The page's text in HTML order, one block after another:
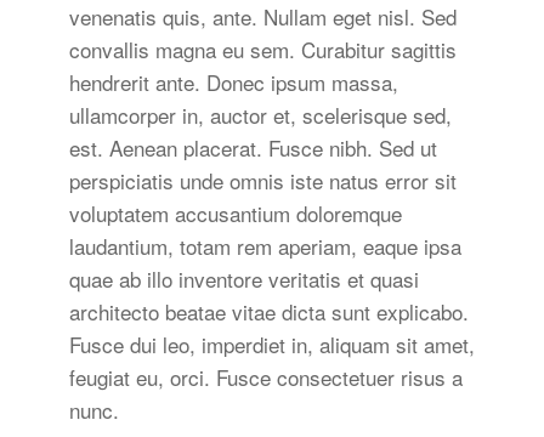
venenatis quis, ante. Nullam eget nisl. Sed
convallis magna eu sem. Curabitur sagittis
hendrerit ante. Donec ipsum massa,
ullamcorper in, auctor et, scelerisque sed,
est. Aenean placerat. Fusce nibh. Sed ut
perspiciatis unde omnis iste natus error sit
voluptatem accusantium doloremque
laudantium, totam rem aperiam, eaque ipsa
quae ab illo inventore veritatis et quasi
architecto beatae vitae dicta sunt explicabo.
Fusce dui leo, imperdiet in, aliquam sit amet,
feugiat eu, orci. Fusce consectetuer risus a
nunc.